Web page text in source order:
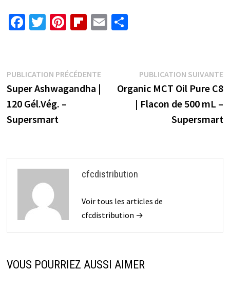
Fa
o
o
k
T
er
Pi
es
t
Fl
o
ar
E P
ge
r
Navigation
de
l’article
PUBLICATION PRÉCÉDENTEPublication
précédente :
Super Ashwagandha |
120 Gél.Vég. –
Supersmart
PUBLICATION SUIVANTE
Organic MCT Oil Pure C8
| Flacon de 500 mL –
Supersmart
cfcdistribution
Voir tous les articles de
cfcdistribution →
VOUS POURRIEZ AUSSI AIMER